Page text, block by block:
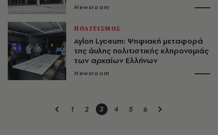
Newsroom
ΠΟΛΙΤΙΣΜΟΣ
Aylon Lyceum: Ψηφιακή μεταφορά
της άυλης πολιτιστικής κληρονομιάς
των αρχαίων Ελλήνων
Newsroom
1 2 3 4 5 6